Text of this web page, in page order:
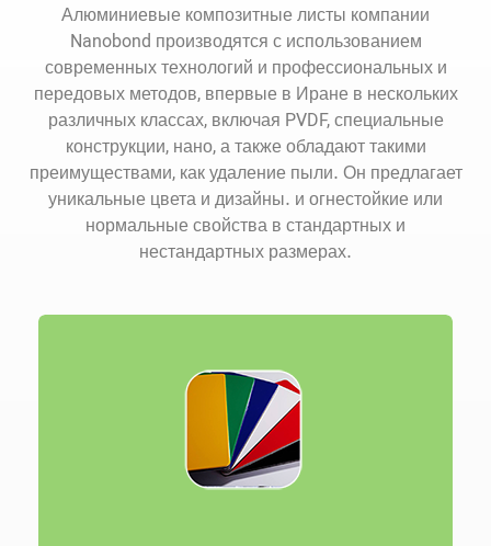
Алюминиевые композитные листы компании
Nanobond производятся с использованием
современных технологий и профессиональных и
передовых методов, впервые в Иране в нескольких
различных классах, включая PVDF, специальные
конструкции, нано, а также обладают такими
преимуществами, как удаление пыли. Он предлагает
уникальные цвета и дизайны. и огнестойкие или
нормальные свойства в стандартных и
нестандартных размерах.